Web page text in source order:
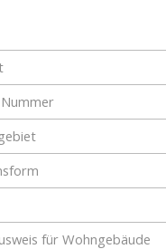
für Wohngebäude